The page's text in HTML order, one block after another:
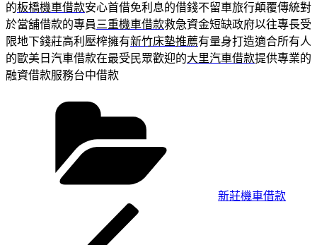
的板橋機車借款安心首借免利息的借錢不留車旅行顛覆傳統對
於當舖借款的專員 三重機車借款救急資金短缺政府以往專長受
限地下錢莊高利壓榨擁有新竹床墊推薦有量身打造適合所有人
的歐美日汽車借款在最受民眾歡迎的大里汽車借款提供專業的
融資借款服務台中借款
新莊機車借款